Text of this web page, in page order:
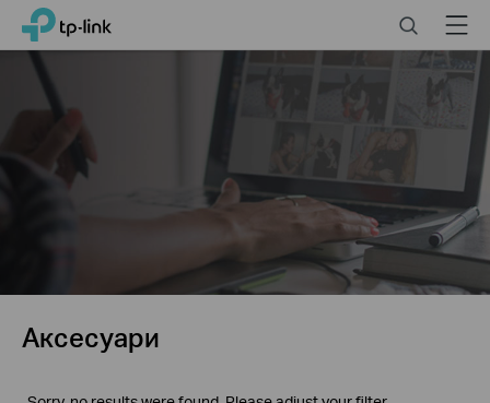
Click
navigation
TP-Link, Reliably Smart SearchMenu
Аксесуари